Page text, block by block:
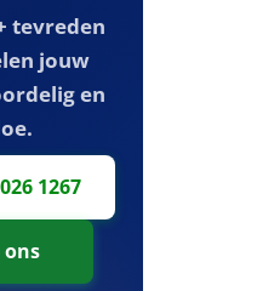
tevreden
jouw
en
1267
ons